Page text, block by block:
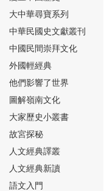
⑯
⑰
大中華尋寶系列
中華民國史文獻叢刊
中國民間崇拜文化
外國輕經典
他們影響了世界
圖解嶺南文化
大家歷史小叢書
故宮探秘
人文經典譯叢
人文經典新讀
語文入門